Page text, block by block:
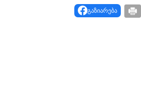
გაზიარება